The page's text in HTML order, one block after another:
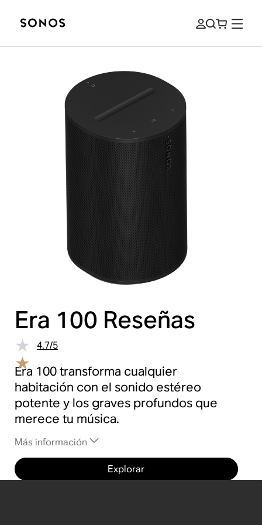
Era 100 Reseñas
4.7/5
Era 100 transforma cualquier
habitación con el sonido estéreo
potente y los graves profundos que
merece tu música.
Más información
Explorar